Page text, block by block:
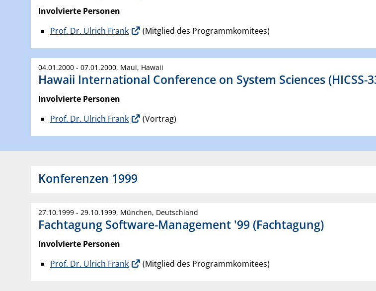
Involvierte Personen
Prof. Dr. Ulrich Frank
(Mitglied des Programmkomitees)
04.01.2000 - 07.01.2000, Maui, Hawaii
Hawaii International Conference on System Sciences (HICSS-
Involvierte Personen
Prof. Dr. Ulrich Frank
(Vortrag)
Konferenzen 1999
27.10.1999 - 29.10.1999, München, Deutschland
Fachtagung Software-Management '99 (Fachtagung)
Involvierte Personen
Prof. Dr. Ulrich Frank
(Mitglied des Programmkomitees)